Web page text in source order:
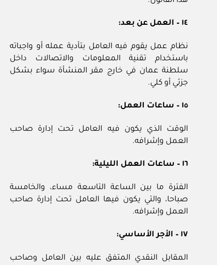
١٤ – العمل عن بعد:
نظام عمل يقوم فيه العامل بتأدية عمله أو واجباته
باستخدام تقنية المعلومات والاتصالات داخل
سلطنة عمان في خارج مقر المنشأة سواء بشكل
جزئي أو كلي.
١٥ – ساعات العمل:
الوقت الذي يكون فيه العامل تحت إدارة صاحب
العمل وإشرافه.
١٦ – ساعات العمل الليلية:
الفترة ما بين الساعة التاسعة مساء، والخامسة
صباحا، والتي يكون فيها العامل تحت إدارة صاحب
العمل وإشرافه.
١٧ – الأجر الأساسي:
المقابل النقدي المتفق عليه بين العامل وصاحب